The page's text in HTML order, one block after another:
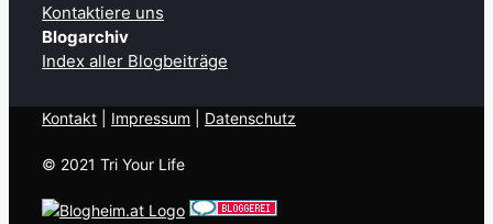
Kontaktiere uns
Blogarchiv
Index aller Blogbeiträge
Kontakt Impressum Datenschutz
© 2021 Tri Your Life